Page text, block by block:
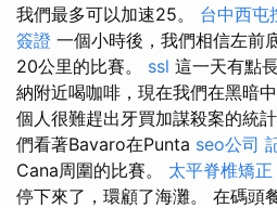
我們最多可以加速25。 台中西屯
簽證 一個小時後，我們相信左前
20公里的比賽。 ssl 這一天有點
納附近喝咖啡，現在我們在黑暗
個人很難趕出牙買加謀殺案的統
們看著Bavaro在Punta seo公司
Cana周圍的比賽。 太平脊椎矯正
停下來了，環顧了海灘。 在碼頭